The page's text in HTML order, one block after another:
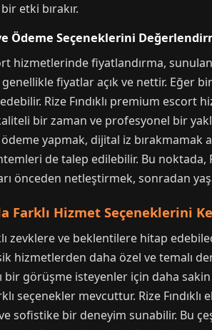
etki bırakır.
Ödeme Seçeneklerini
hizmetlerinde fiyatlandırma,
fiyatlar açık ve nettir. Eğer
Rize Fındıklı premium escort
bir zaman ve profesyonel bir
yapmak, dijital iz bırakmamak
de talep edilebilir. Bu noktada,
önceden netleştirmek, sonradan
Farklı Hizmet Seçeneklerini
zevklere ve beklentilere hitap
hizmetlerden daha özel ve temalı
bir görüşme isteyenler için daha
seçenekler mevcuttur. Rize
sofistike bir deneyim sunabilir. Bu